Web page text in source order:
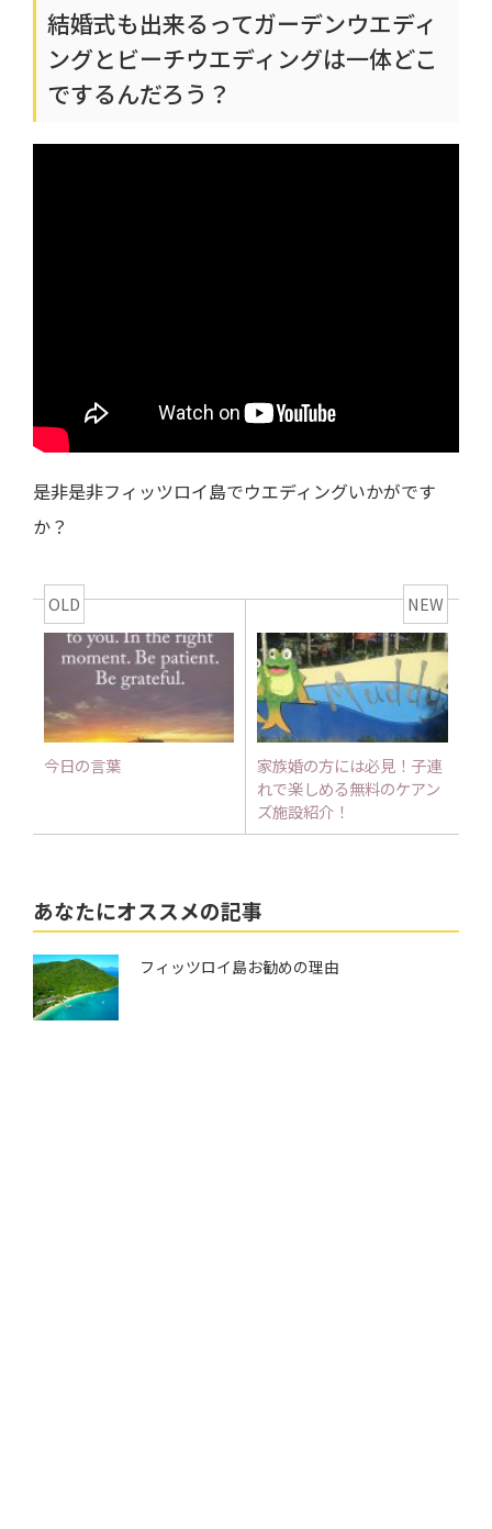
結婚式も出来るってガーデンウエディ
ングとビーチウエディングは一体どこ
でするんだろう？
是非是非フィッツロイ島でウエディングいかがです
か？
OLD
今日の言葉
NEW
家族婚の方には必見！子連
れで楽しめる無料のケアン
ズ施設紹介！
あなたにオススメの記事
フィッツロイ島お勧めの理由